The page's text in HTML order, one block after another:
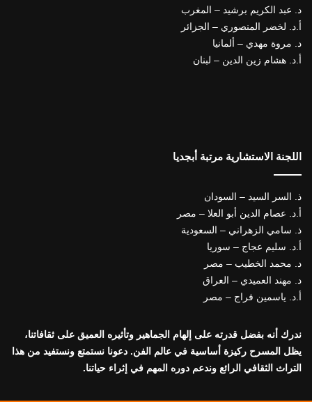
د. عبد الكريم برشيد – المغرب
أ.د. لخضر المنصوري – الجزائر
د. مروة مهدي – ألمانيا
أ.د. هشام زين الدين – لبنان
اللجنة الاستشارية مرتبة أبجديا
ذ. السر السيد – السودان
أ.د. عصام الدين أبو العلا – مصر
ذ. سامي الزهراني – السعودية
أ.د. سليم عجاج – سوريا
د. محمد الخطيب – مصر
د. مهند العميدي – العراق
أ.د. ياسمين فراج – مصر
ندرك أنه بفضل قدرته على إلهام الجماهير وتأثيره العميق على ثقافاتنا،
يظل المسرح ركيزة أساسية في عالم الفن. دعونا نستمتع ونستفيد من هذا
التراث الثقافي الرائع وندعم دوره المهم في إثراء حياتنا.